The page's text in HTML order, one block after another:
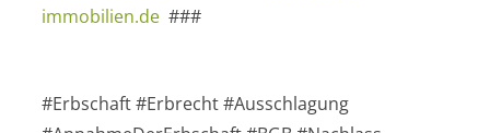
immobilien.de ###
#Erbschaft #Erbrecht #Ausschlagung